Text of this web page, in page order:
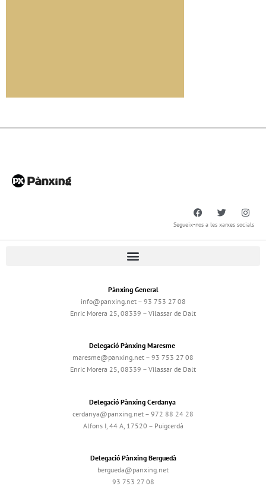
Segueix-nos a les xarxes socials
Pànxing General
info@panxing.net – 93 753 27 08
Enric Morera 25, 08339 – Vilassar de Dalt
Delegació Pànxing Maresme
maresme@panxing.net – 93 753 27 08
Enric Morera 25, 08339 – Vilassar de Dalt
Delegació Pànxing Cerdanya
cerdanya@panxing.net – 972 88 24 28
Alfons I, 44 A, 17520 – Puigcerdà
Delegació Pànxing Berguedà
bergueda@panxing.net
93 753 27 08